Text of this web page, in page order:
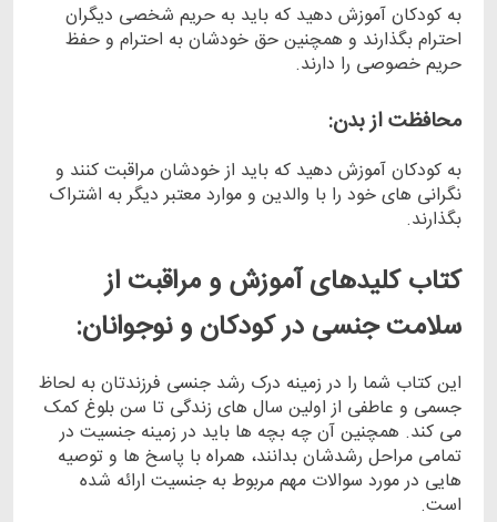
به کودکان آموزش دهید که باید به حریم شخصی دیگران
احترام بگذارند و همچنین حق خودشان به احترام و حفظ
حریم خصوصی را دارند.
محافظت از بدن:
به کودکان آموزش دهید که باید از خودشان مراقبت کنند و
نگرانی ‌های خود را با والدین و موارد معتبر دیگر به اشتراک
بگذارند.
کتاب کلیدهای آموزش و مراقبت از
سلامت جنسی در کودکان و نوجوانان:
این کتاب شما را در زمینه درک رشد جنسی فرزندتان به لحاظ
جسمی و عاطفی از اولین سال های زندگی تا سن بلوغ کمک
می کند. همچنین آن چه بچه ها باید در زمینه جنسیت در
تمامی مراحل رشدشان بدانند، همراه با پاسخ ها و توصیه
هایی در مورد سوالات مهم مربوط به جنسیت ارائه شده
است.